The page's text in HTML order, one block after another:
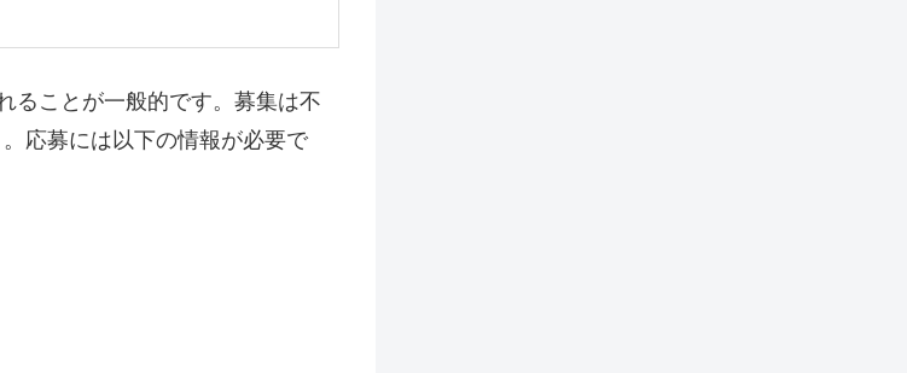
ることが一般的です。募集は不
応募には以下の情報が必要で